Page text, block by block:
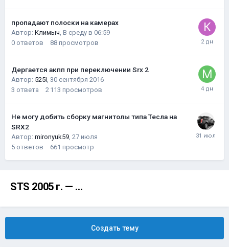
пропадают полоски на камерах
Автор: Климыч, В среду в 06:59
0 ответов 88 просмотров
Дергается акпп при переключении Srx 2
Автор: 525i, 30 сентября 2016
3 ответа 2 113 просмотров
Не могу добить сборку магнитолы типа Тесла на
SRX2
Автор: mironyuk59, 27 июля
5 ответов 661 просмотр
STS 2005 г. — …
Создать тему